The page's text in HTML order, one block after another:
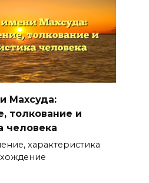
Махсуда:
толкование и
человека
характеристика